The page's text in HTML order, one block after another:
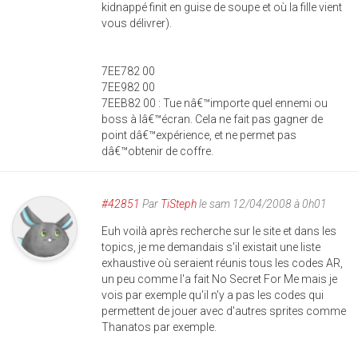
kidnappé finit en guise de soupe et où la fille vient
vous délivrer).
7EE782 00
7EE982 00
7EEB82 00 : Tue nâ€™importe quel ennemi ou
boss à lâ€™écran. Cela ne fait pas gagner de
point dâ€™expérience, et ne permet pas
dâ€™obtenir de coffre.
#42851 Par TiStephle sam 12/04/2008 à 0h01
Euh voilà après recherche sur le site et dans les
topics, je me demandais s'il existait une liste
exhaustive où seraient réunis tous les codes AR,
un peu comme l'a fait No Secret For Me mais je
vois par exemple qu'il n'y a pas les codes qui
permettent de jouer avec d'autres sprites comme
Thanatos par exemple.